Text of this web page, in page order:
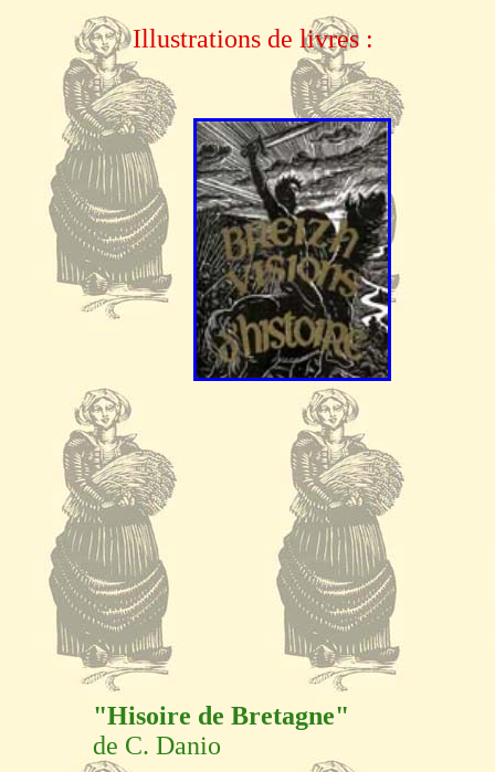
Illustrations de livres :
"Hisoire de Bretagne"
de C. Danio